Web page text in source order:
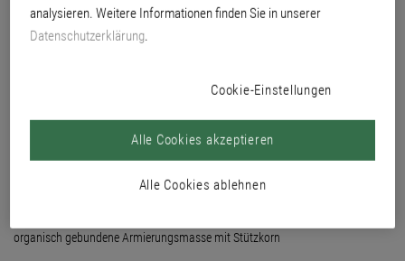
organisch gebundene Armierungsmasse mit Stützkorn
analysieren. Weitere Informationen finden Sie in unserer
Datenschutzerklärung.
Cookie-Einstellungen
Alle Cookies ablehnen
Alle Cookies akzeptieren